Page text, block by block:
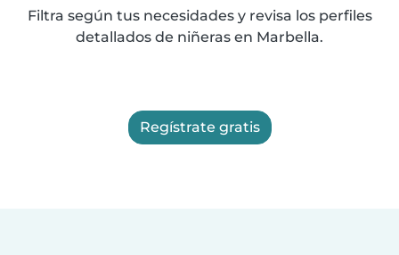
Filtra según tus necesidades y revisa los perfiles
detallados de niñeras en Marbella.
Regístrate gratis